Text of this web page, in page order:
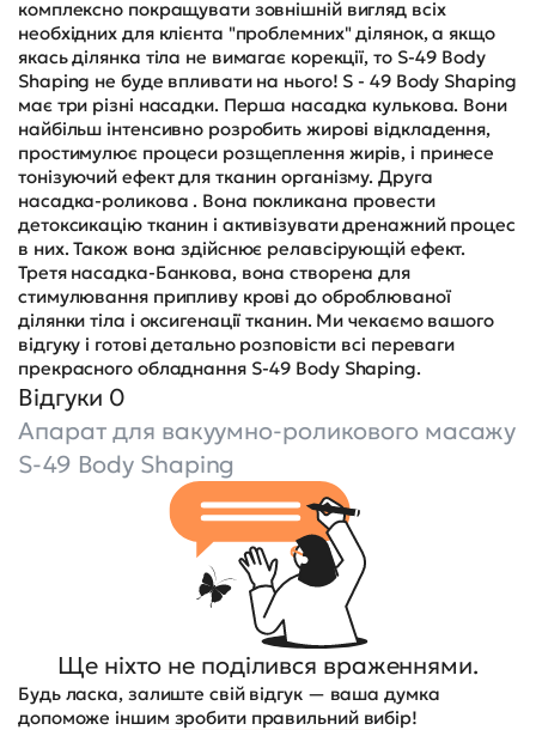
комплексно покращувати зовнішній вигляд всіх
необхідних для клієнта "проблемних" ділянок, а якщо
якась ділянка тіла не вимагає корекції, то S-49 Body
Shaping не буде впливати на нього! S - 49 Body Shaping
має три різні насадки. Перша насадка кулькова. Вони
найбільш інтенсивно розробить жирові відкладення,
простимулює процеси розщеплення жирів, і принесе
тонізуючий ефект для тканин організму. Друга
насадка-роликова . Вона покликана провести
детоксикацію тканин і активізувати дренажний процес
в них. Також вона здійснює релавсірующій ефект.
Третя насадка-Банкова, вона створена для
стимулювання припливу крові до оброблюваної
ділянки тіла і оксигенації тканин. Ми чекаємо вашого
відгуку і готові детально розповісти всі переваги
прекрасного обладнання S-49 Body Shaping.
Відгуки 0
Апарат для вакуумно-роликового масажу
S-49 Body Shaping
Ще ніхто не поділився враженнями.
Будь ласка, залиште свій відгук — ваша думка
допоможе іншим зробити правильний вибір!